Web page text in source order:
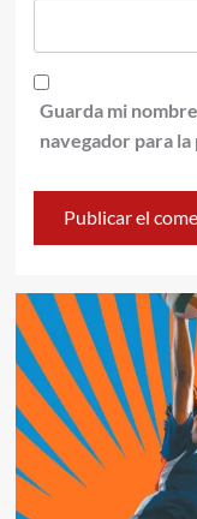
Guarda mi
navegador para